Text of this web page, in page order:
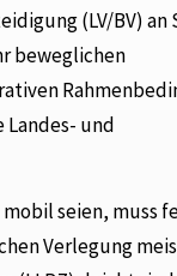
(LV/BV) an
beweglichen
und
seien, muss
Verlegung